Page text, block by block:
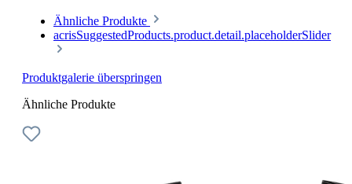
Ähnliche Produkte
acrisSuggestedProducts.product.detail.placeholderSlider
Produktgalerie überspringen
Ähnliche Produkte